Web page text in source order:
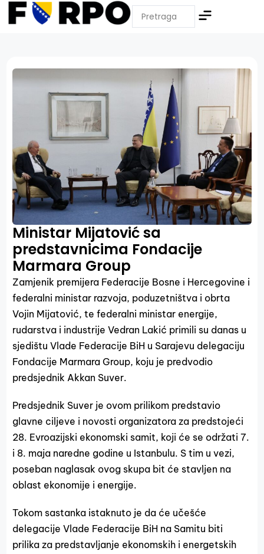
Ministar Mijatović sa
predstavnicima Fondacije
Marmara Group
Zamjenik premijera Federacije Bosne i Hercegovine i
federalni ministar razvoja, poduzetništva i obrta
Vojin Mijatović, te federalni ministar energije,
rudarstva i industrije Vedran Lakić primili su danas u
sjedištu Vlade Federacije BiH u Sarajevu delegaciju
Fondacije Marmara Group, koju je predvodio
predsjednik Akkan Suver.
Predsjednik Suver je ovom prilikom predstavio
glavne ciljeve i novosti organizatora za predstojeći
28. Evroazijski ekonomski samit, koji će se održati 7.
i 8. maja naredne godine u Istanbulu. S tim u vezi,
poseban naglasak ovog skupa bit će stavljen na
oblast ekonomije i energije.
Tokom sastanka istaknuto je da će učešće
delegacije Vlade Federacije BiH na Samitu biti
prilika za predstavljanje ekonomskih i energetskih